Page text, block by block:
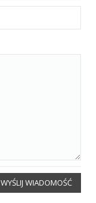
WYŚLIJ WIADOMOŚĆ